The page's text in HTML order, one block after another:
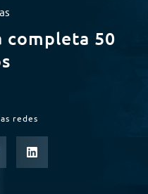
completa 50
redes